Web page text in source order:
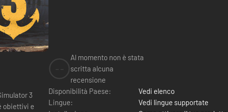
3
obiettivi e
Al momento non è stata
scritta alcuna
recensione
Disponibilità Paese:
Vedi elenco
Lingue:
Vedi lingue supportate